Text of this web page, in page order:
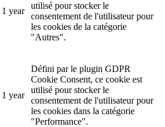
1 year
utilisé pour stocker le
consentement de l'utilisateur pour
les cookies de la catégorie
"Autres".
1 year
Défini par le plugin GDPR
Cookie Consent, ce cookie est
utilisé pour stocker le
consentement de l'utilisateur pour
les cookies dans la catégorie
"Performance".